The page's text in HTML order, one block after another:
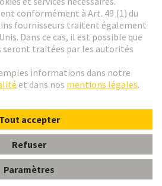
fixing bracket pos32
Group
Conditions Générales de Vente